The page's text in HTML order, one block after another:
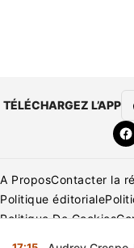
TÉLÉCHARGEZ L’APP
A ProposContacter la
Politique éditoriale
Politique De Cookies